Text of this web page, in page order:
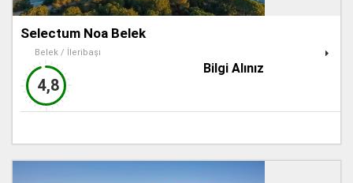
Selectum Noa Belek
Belek / İleribaşı
4,8
Bilgi Alınız